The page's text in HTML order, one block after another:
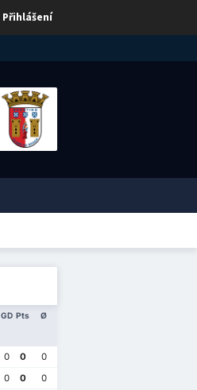
Přihlášení
GD Pts Ø
0 0
0
0 0
0